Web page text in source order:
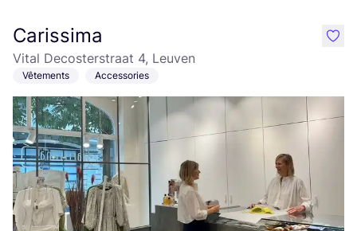
Carissima
Vital Decosterstraat 4, Leuven
Vêtements Accessories
like